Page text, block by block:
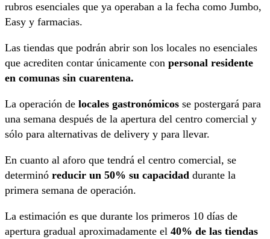
rubros esenciales que ya operaban a la fecha como Jumbo,
Easy y farmacias.
Las tiendas que podrán abrir son los locales no esenciales
que acrediten contar únicamente con personal residente
en comunas sin cuarentena.
La operación de locales gastronómicos se postergará para
una semana después de la apertura del centro comercial y
sólo para alternativas de delivery y para llevar.
En cuanto al aforo que tendrá el centro comercial, se
determinó reducir un 50% su capacidad durante la
primera semana de operación.
La estimación es que durante los primeros 10 días de
apertura gradual aproximadamente el 40% de las tiendas